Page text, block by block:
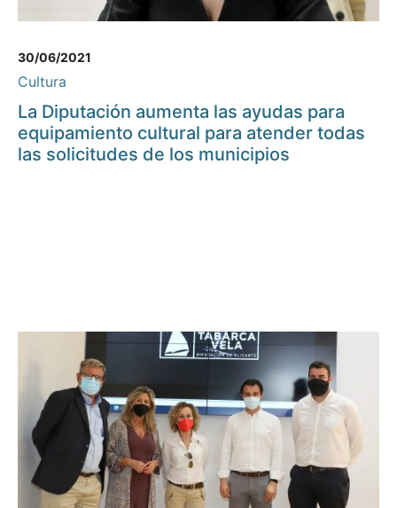
30/06/2021
Cultura
La Diputación aumenta las ayudas para
equipamiento cultural para atender todas
las solicitudes de los municipios